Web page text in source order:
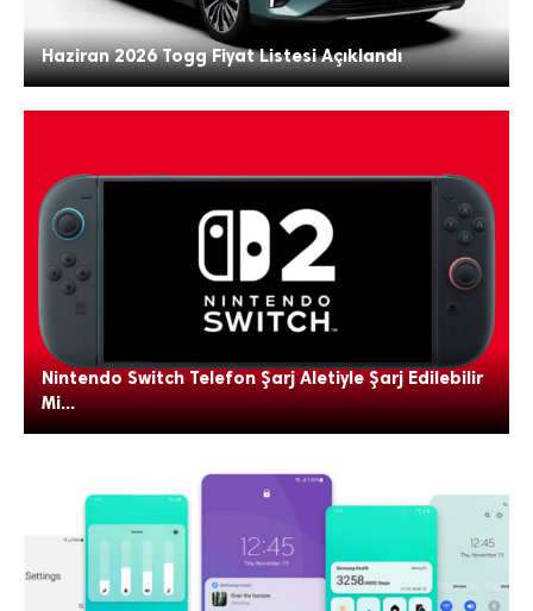
Haziran 2026 Togg Fiyat Listesi Açıklandı
Nintendo Switch Telefon Şarj Aletiyle Şarj Edilebilir
Mi...